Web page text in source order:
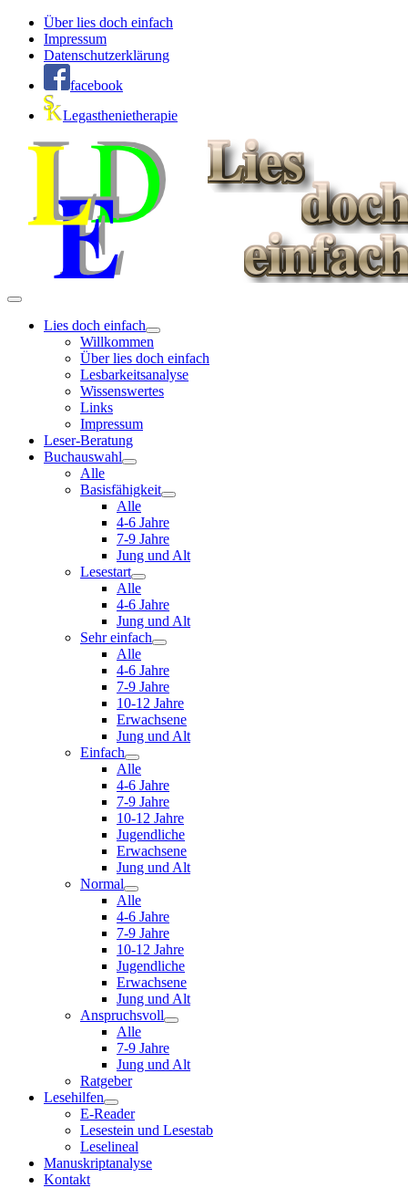
Über lies doch einfach
Impressum
Datenschutzerklärung
facebook
Legasthenietherapie
Lies doch einfach
Willkommen
Über lies doch einfach
Lesbarkeitsanalyse
Wissenswertes
Links
Impressum
Leser-Beratung
Buchauswahl
Alle
Basisfähigkeit
Alle
4-6 Jahre
7-9 Jahre
Jung und Alt
Lesestart
Alle
4-6 Jahre
Jung und Alt
Sehr einfach
Alle
4-6 Jahre
7-9 Jahre
10-12 Jahre
Erwachsene
Jung und Alt
Einfach
Alle
4-6 Jahre
7-9 Jahre
10-12 Jahre
Jugendliche
Erwachsene
Jung und Alt
Normal
Alle
4-6 Jahre
7-9 Jahre
10-12 Jahre
Jugendliche
Erwachsene
Jung und Alt
Anspruchsvoll
Alle
7-9 Jahre
Jung und Alt
Ratgeber
Lesehilfen
E-Reader
Lesestein und Lesestab
Leselineal
Manuskriptanalyse
Kontakt